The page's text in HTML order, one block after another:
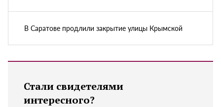
В Саратове продлили закрытие улицы Крымской
Стали свидетелями
интересного?